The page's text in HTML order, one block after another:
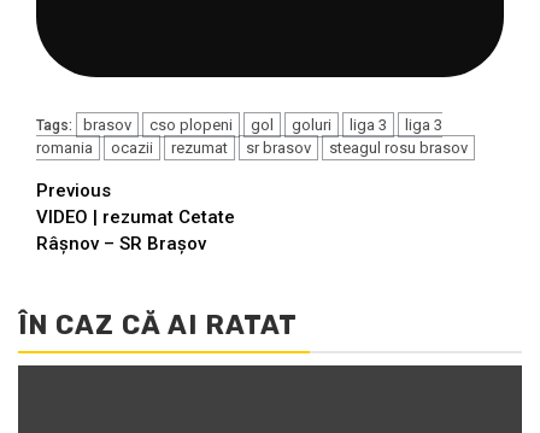
Tags: brasov cso plopeni gol goluri liga 3
liga 3
romania
ocazii rezumat sr brasov steagul rosu brasov
Continue
Reading
Previous
VIDEO | rezumat Cetate
Râșnov – SR Brașov
ÎN CAZ CĂ AI RATAT